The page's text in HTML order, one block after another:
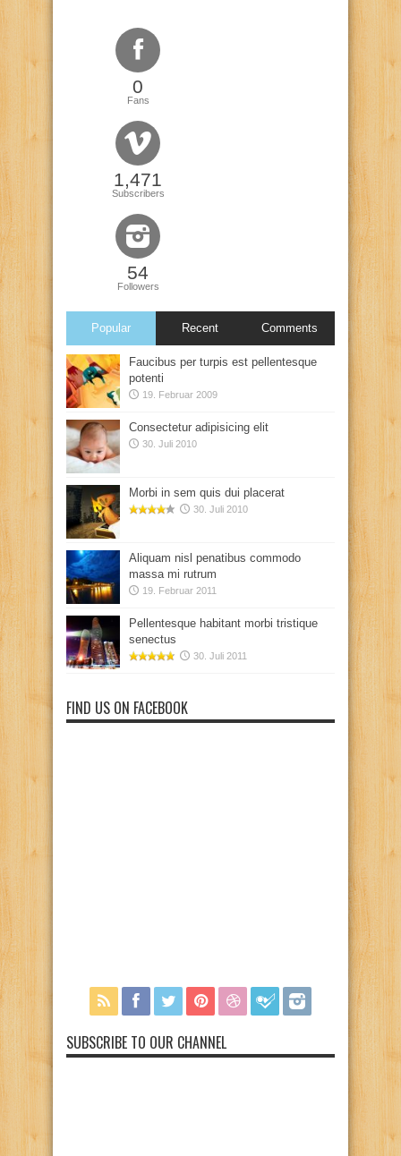
0
Fans
1,471
Subscribers
54
Followers
Popular Recent Comments
Faucibus per turpis est pellentesque
potenti
19. Februar 2009
Consectetur adipisicing elit
30. Juli 2010
Morbi in sem quis dui placerat
30. Juli 2010
Aliquam nisl penatibus commodo
massa mi rutrum
19. Februar 2011
Pellentesque habitant morbi tristique
senectus
30. Juli 2011
FIND US ON FACEBOOK
SUBSCRIBE TO OUR CHANNEL